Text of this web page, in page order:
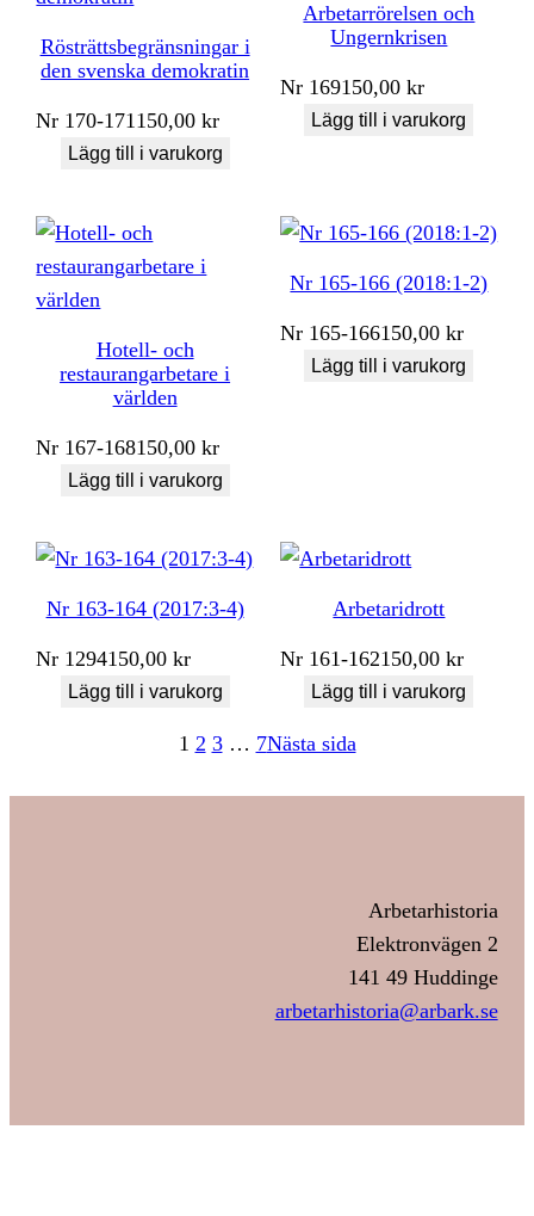
Rösträttsbegränsningar i
den svenska demokratin
Nr 170-171150,00kr
Lägg till i varukorg
Arbetarrörelsen och
Ungernkrisen
Nr 169150,00kr
Lägg till i varukorg
Hotell- och
restaurangarbetare i
världen
Nr 167-168150,00kr
Lägg till i varukorg
Nr 165-166 (2018:1-2)
Nr 165-166150,00kr
Lägg till i varukorg
Nr 163-164 (2017:3-4)
Nr 1294150,00kr
Lägg till i varukorg
Arbetaridrott
Nr 161-162150,00kr
Lägg till i varukorg
1 2 3 … 7Nästa sida
Arbetarhistoria
Elektronvägen 2
141 49 Huddinge
arbetarhistoria@arbark.se